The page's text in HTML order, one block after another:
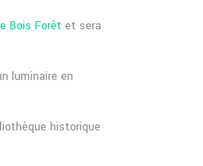
Bois Forêt et sera
luminaire en
historique